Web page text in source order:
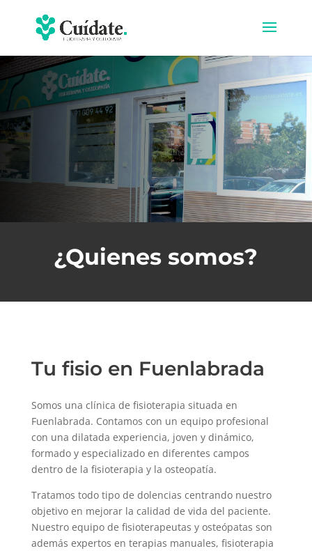
¿Quienes somos?
Tu fisio en Fuenlabrada
Somos una clínica de fisioterapia situada en
Fuenlabrada. Contamos con un equipo profesional
con una dilatada experiencia, joven y dinámico,
formado y especializado en diferentes campos
dentro de la fisioterapia y la osteopatía.
Tratamos todo tipo de dolencias centrando nuestro
objetivo en mejorar la calidad de vida del paciente.
Nuestro equipo de fisioterapeutas y osteópatas son
además expertos en terapias manuales, fisioterapia